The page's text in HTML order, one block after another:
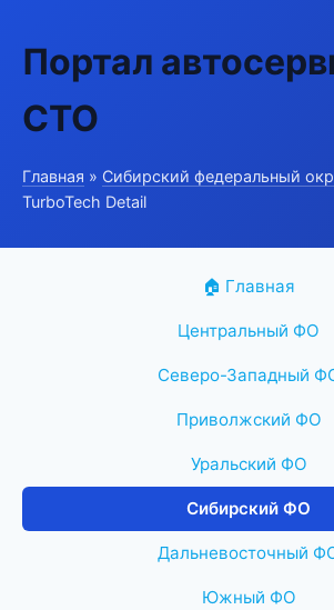
Портал
СТО
Главная » Сибирский федеральный
TurboTech Detail
🏠 Главная
Центральный ФО
Северо-Западный
Приволжский ФО
Уральский ФО
Сибирский ФО
Дальневосточный
Южный ФО